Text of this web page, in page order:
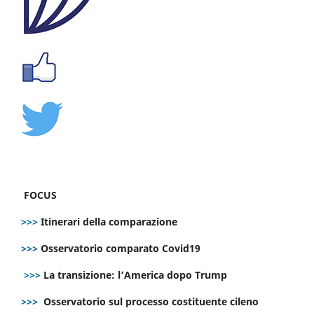
FOCUS
>>> Itinerari della comparazione
>>> Osservatorio comparato Covid19
>>> La transizione: l’America dopo Trump
>>> Osservatorio sul processo costituente cileno